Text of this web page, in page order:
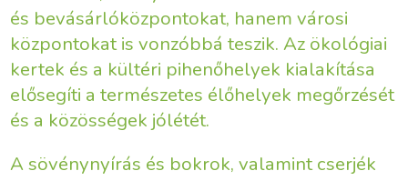
és bevásárlóközpontokat, hanem városi
központokat is vonzóbbá teszik. Az ökológiai
kertek és a kültéri pihenőhelyek kialakítása
elősegíti a természetes élőhelyek megőrzését
és a közösségek jólétét.
A sövénynyírás és bokrok, valamint cserjék